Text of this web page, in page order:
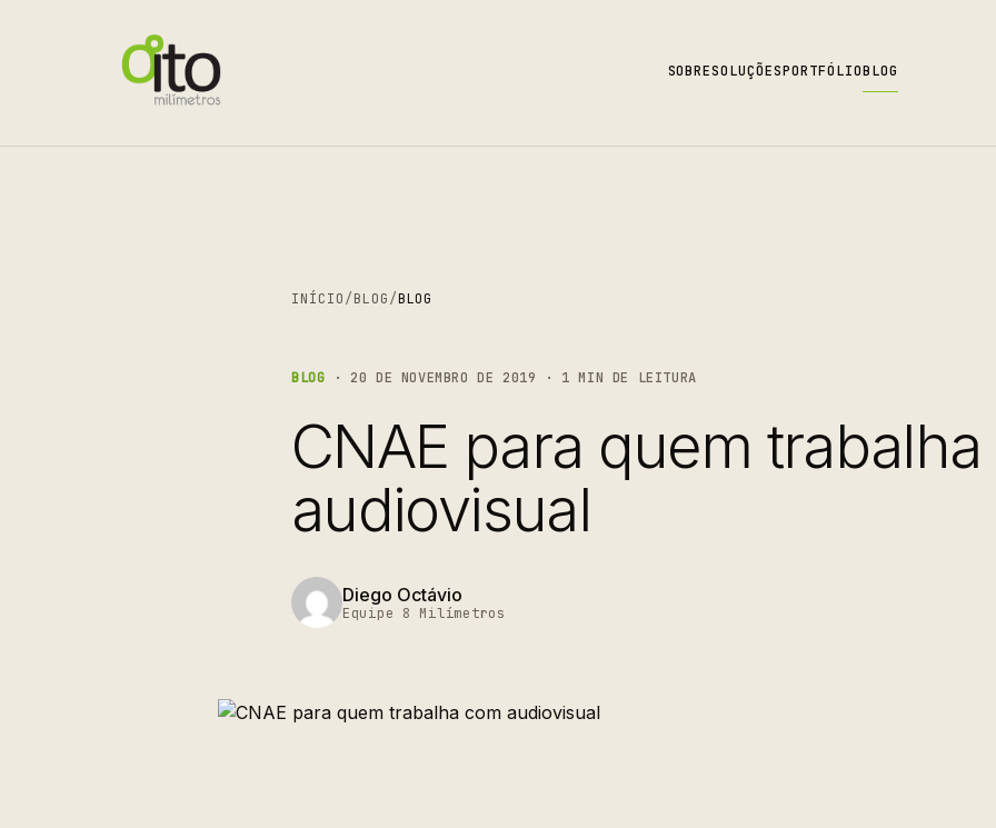
SOBRESOLUÇÕESPORTFÓLIOBLOG
INÍCIO/BLOG/BLOG
BLOG · 20 DE NOVEMBRO DE 2019 · 1 MIN DE LEITURA
CNAE para quem
audiovisual
Diego Octávio
Equipe 8 Milímetros